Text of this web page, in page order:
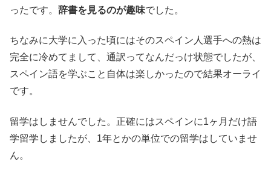
ったです。 辞書を見るのが趣味でした。
ちなみに大学に入った頃にはそのスペイン人選手への熱は
完全に冷めてまして、通訳ってなんだっけ状態でしたが、
スペイン語を学ぶこと自体は楽しかったので結果オーライ
です。
留学はしませんでした。正確にはスペインに1ヶ月だけ語
学留学しましたが、1年とかの単位での留学はしていませ
ん。